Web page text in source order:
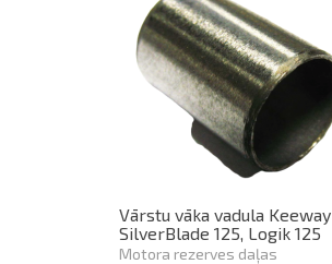
Vārstu vāka vadula Keeway
SilverBlade 125, Logik 125
Motora rezerves daļas